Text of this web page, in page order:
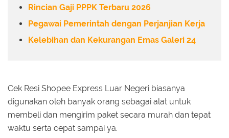
Rincian Gaji PPPK Terbaru 2026
Pegawai Pemerintah dengan Perjanjian Kerja
Kelebihan dan Kekurangan Emas Galeri 24
Cek Resi Shopee Express Luar Negeri biasanya
digunakan oleh banyak orang sebagai alat untuk
membeli dan mengirim paket secara murah dan tepat
waktu serta cepat sampai ya.